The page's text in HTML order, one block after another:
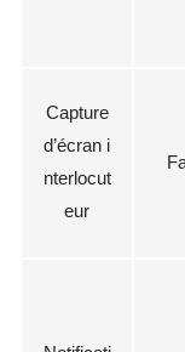
Capture
d’écran i
nterlocut
eur